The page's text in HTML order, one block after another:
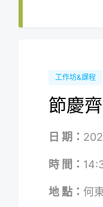
工作坊&課程
節慶
日 期：
時 間：
地 點： 何